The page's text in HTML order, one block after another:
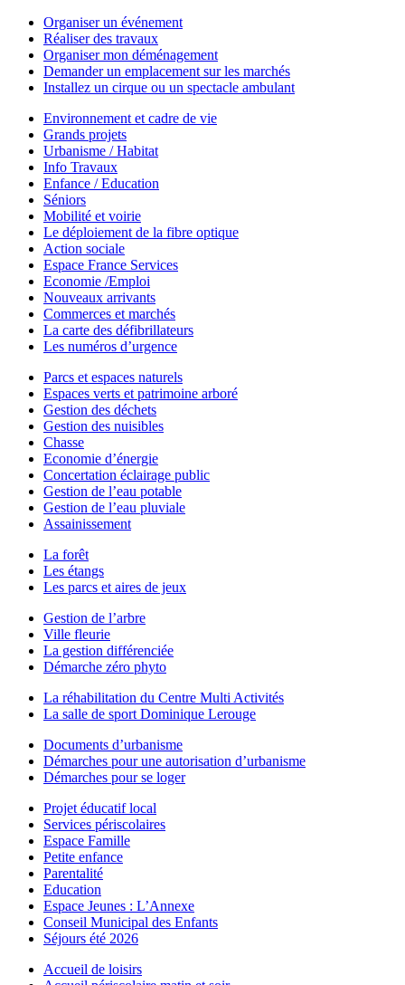
Organiser un événement
Réaliser des travaux
Organiser mon déménagement
Demander un emplacement sur les marchés
Installez un cirque ou un spectacle ambulant
Environnement et cadre de vie
Grands projets
Urbanisme / Habitat
Info Travaux
Enfance / Education
Séniors
Mobilité et voirie
Le déploiement de la fibre optique
Action sociale
Espace France Services
Economie /Emploi
Nouveaux arrivants
Commerces et marchés
La carte des défibrillateurs
Les numéros d’urgence
Parcs et espaces naturels
Espaces verts et patrimoine arboré
Gestion des déchets
Gestion des nuisibles
Chasse
Economie d’énergie
Concertation éclairage public
Gestion de l’eau potable
Gestion de l’eau pluviale
Assainissement
La forêt
Les étangs
Les parcs et aires de jeux
Gestion de l’arbre
Ville fleurie
La gestion différenciée
Démarche zéro phyto
La réhabilitation du Centre Multi Activités
La salle de sport Dominique Lerouge
Documents d’urbanisme
Démarches pour une autorisation d’urbanisme
Démarches pour se loger
Projet éducatif local
Services périscolaires
Espace Famille
Petite enfance
Parentalité
Education
Espace Jeunes : L’Annexe
Conseil Municipal des Enfants
Séjours été 2026
Accueil de loisirs